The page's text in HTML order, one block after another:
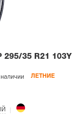
295/35 R21 103Y
ЛЕТНИЕ